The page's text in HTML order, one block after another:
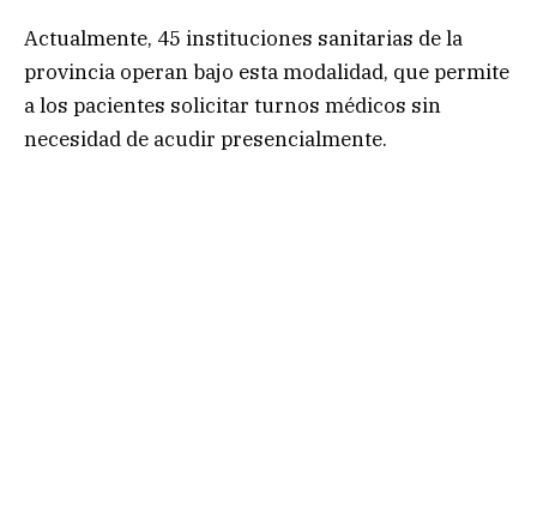
Actualmente, 45 instituciones sanitarias de la
provincia operan bajo esta modalidad, que permite
a los pacientes solicitar turnos médicos sin
necesidad de acudir presencialmente.